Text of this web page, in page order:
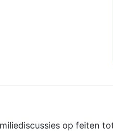
op feiten